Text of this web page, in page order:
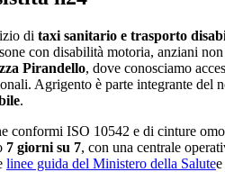
di taxi sanitario e trasporto
con disabilità motoria, anziani
Pirandello, dove conosciamo
. Agrigento è parte integrante del
.
conformi ISO 10542 e di cinture
7 giorni su 7, con una centrale
linee guida del Ministero della Salute